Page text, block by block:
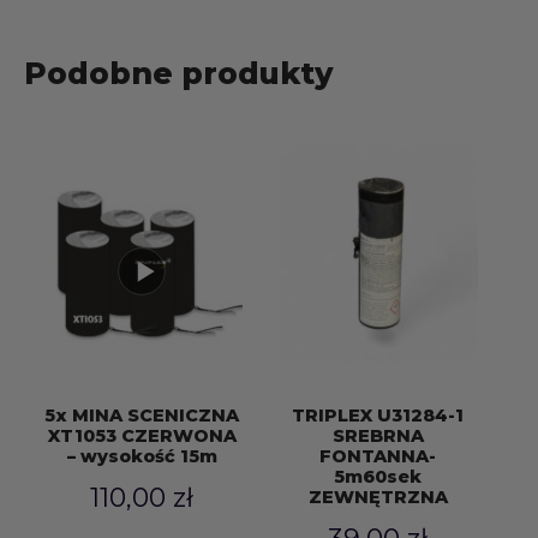
Podobne produkty
5x MINA SCENICZNA
XT1053 CZERWONA
– wysokość 15m
110,00 zł
TRIPLEX U31284-1
SREBRNA
FONTANNA-
5m60sek
ZEWNĘTRZNA